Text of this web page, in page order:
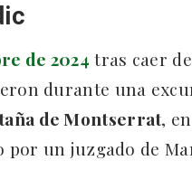
de 2024 tras caer
durante una
de Montserrat,
por un juzgado de